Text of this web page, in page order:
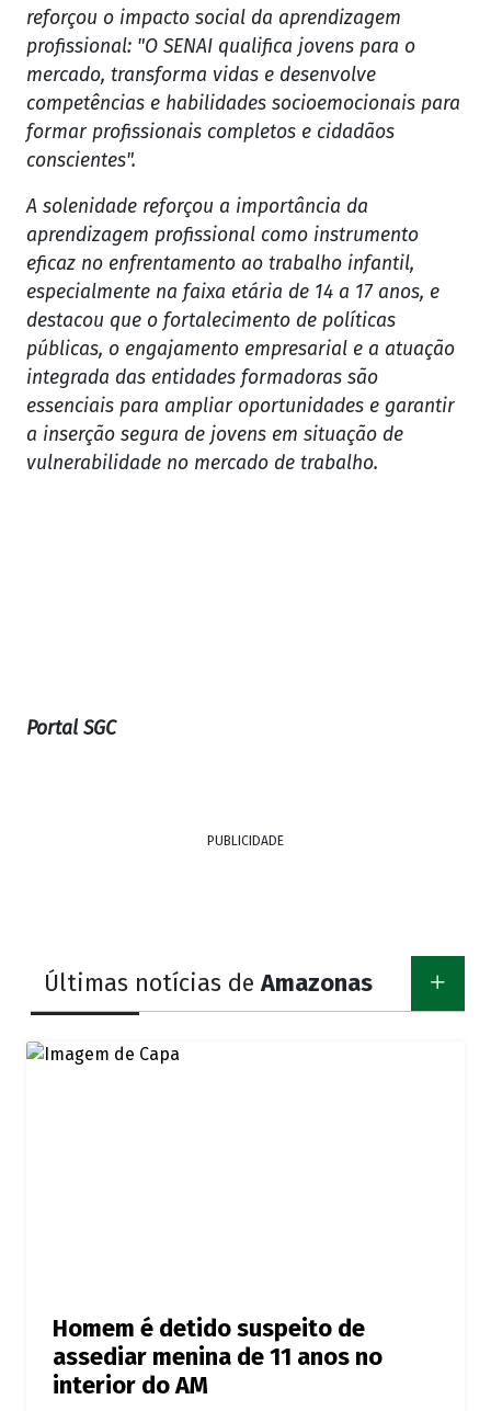
reforçou o impacto social da aprendizagem
profissional: "O SENAI qualifica jovens para o
mercado, transforma vidas e desenvolve
competências e habilidades socioemocionais para
formar profissionais completos e cidadãos
conscientes".
A solenidade reforçou a importância da
aprendizagem profissional como instrumento
eficaz no enfrentamento ao trabalho infantil,
especialmente na faixa etária de 14 a 17 anos, e
destacou que o fortalecimento de políticas
públicas, o engajamento empresarial e a atuação
integrada das entidades formadoras são
essenciais para ampliar oportunidades e garantir
a inserção segura de jovens em situação de
vulnerabilidade no mercado de trabalho.
Portal SGC
PUBLICIDADE
Últimas notícias deAmazonas
Homem é detido suspeito de
assediar menina de 11 anos no
interior do AM